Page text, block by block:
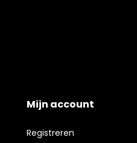
Mijn account
Registreren